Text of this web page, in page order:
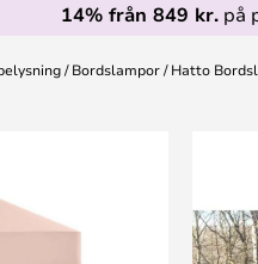
14% från 849 kr. på
Bordslampor Hatto